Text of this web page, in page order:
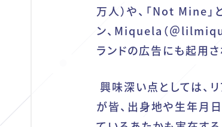
万人）や、「Not Mine
ン、 Miquela （＠
ランドの広告にも起用
興味深い点としては、
が皆、出身地や生年月